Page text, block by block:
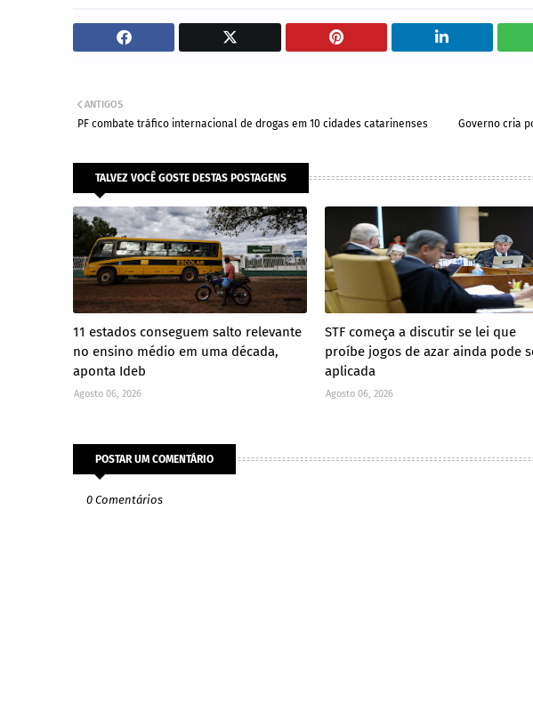
Governo cria
ANTIGOS
PF combate tráfico internacional de drogas em 10 cidades catarinenses
TALVEZ VOCÊ GOSTE DESTAS POSTAGENS
11 estados conseguem salto relevante
no ensino médio em uma década,
aponta Ideb
Agosto 06, 2026
STF começa a discutir se lei que
proíbe jogos de azar ainda pode
aplicada
Agosto 06, 2026
POSTAR UM COMENTÁRIO
0 Comentários